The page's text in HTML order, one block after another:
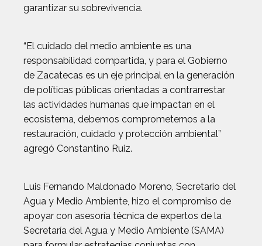
garantizar su sobrevivencia.
“El cuidado del medio ambiente es una
responsabilidad compartida, y para el Gobierno
de Zacatecas es un eje principal en la generación
de políticas públicas orientadas a contrarrestar
las actividades humanas que impactan en el
ecosistema, debemos comprometernos a la
restauración, cuidado y protección ambiental”
agregó Constantino Ruiz.
Luis Fernando Maldonado Moreno, Secretario del
Agua y Medio Ambiente, hizo el compromiso de
apoyar con asesoría técnica de expertos de la
Secretaría del Agua y Medio Ambiente (SAMA)